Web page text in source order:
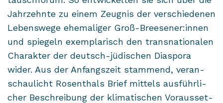
Jahr­zehn­te zu einem Zeug­nis der ver­schie­de­nen
Le­bens­we­ge ehe­ma­li­ger Groß-​Breesener:innen
und spie­geln ex­em­pla­risch den trans­na­tio­na­len
Cha­rak­ter der deutsch-​jüdischen Dia­spo­ra
wider. Aus der An­fangs­zeit stam­mend, ver­an­
schau­licht Ro­senthals Brief mit­tels aus­führ­li­
cher Be­schrei­bung der kli­ma­ti­schen Vor­aus­set­